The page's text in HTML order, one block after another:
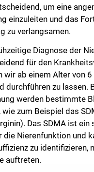
um eine
einzuleiten und das
zu verlangsamen.
Diagnose der
für den
wir ab einem Alter von
durchführen zu lassen.
werden bestimmte
wie zum Beispiel das
Das SDMA ist ein
die Nierenfunktion und
zu identifizieren,
auftreten.